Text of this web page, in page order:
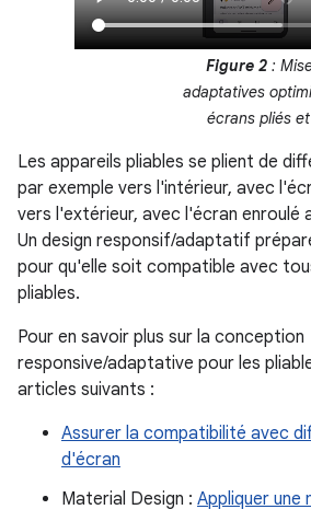
Figure 2:
adaptatives
écrans pliés
Les appareils pliables se plient de
par exemple vers l'intérieur, avec
vers l'extérieur, avec l'écran enroulé
Un design responsif/adaptatif
pour qu'elle soit compatible avec
pliables.
Pour en savoir plus sur la conception
responsive/adaptative pour les
articles suivants :
Assurer la compatibilité avec
d'écran
Material Design : Appliquer une